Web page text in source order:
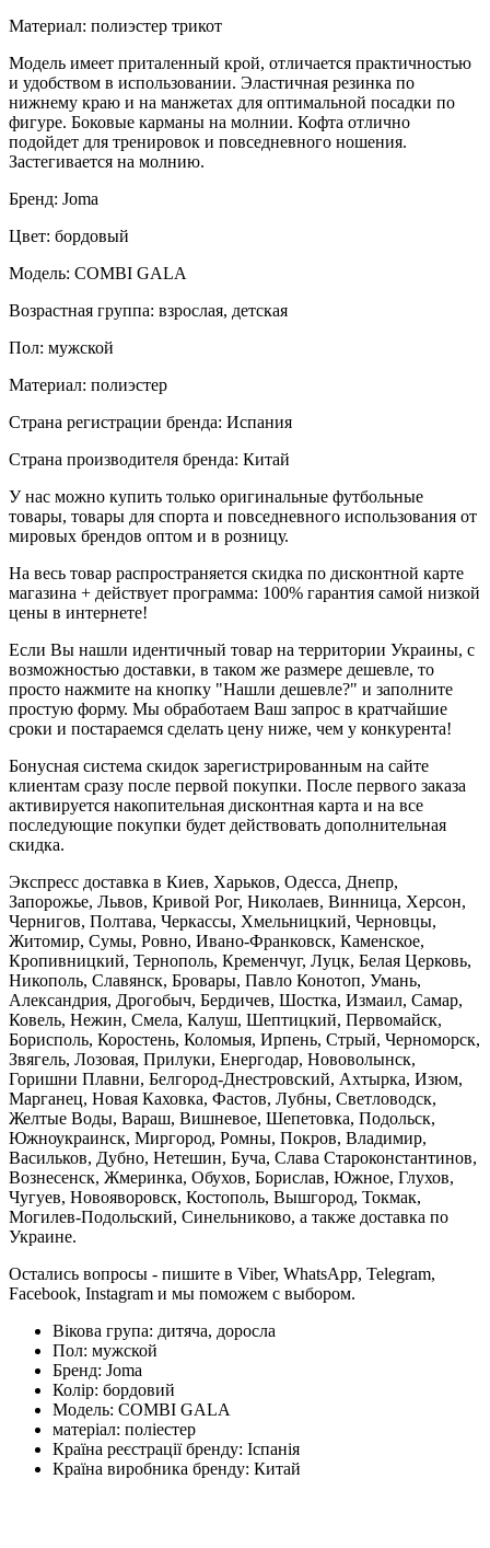
Материал: полиэстер трикот
Модель имеет приталенный крой, отличается практичностью
и удобством в использовании. Эластичная резинка по
нижнему краю и на манжетах для оптимальной посадки по
фигуре. Боковые карманы на молнии. Кофта отлично
подойдет для тренировок и повседневного ношения.
Застегивается на молнию.
Бренд: Joma
Цвет: бордовый
Модель: COMBI GALA
Возрастная группа: взрослая, детская
Пол: мужской
Материал: полиэстер
Страна регистрации бренда: Испания
Страна производителя бренда: Китай
У нас можно купить только оригинальные футбольные
товары, товары для спорта и повседневного использования от
мировых брендов оптом и в розницу.
На весь товар распространяется скидка по дисконтной карте
магазина + действует программа: 100% гарантия самой низкой
цены в интернете!
Если Вы нашли идентичный товар на территории Украины, с
возможностью доставки, в таком же размере дешевле, то
просто нажмите на кнопку "Нашли дешевле?" и заполните
простую форму. Мы обработаем Ваш запрос в кратчайшие
сроки и постараемся сделать цену ниже, чем у конкурента!
Бонусная система скидок зарегистрированным на сайте
клиентам сразу после первой покупки. После первого заказа
активируется накопительная дисконтная карта и на все
последующие покупки будет действовать дополнительная
скидка.
Экспресс доставка в Киев, Харьков, Одесса, Днепр,
Запорожье, Львов, Кривой Рог, Николаев, Винница, Херсон,
Чернигов, Полтава, Черкассы, Хмельницкий, Черновцы,
Житомир, Сумы, Ровно, Ивано-Франковск, Каменское,
Кропивницкий, Тернополь, Кременчуг, Луцк, Белая Церковь,
Никополь, Славянск, Бровары, Павло Конотоп, Умань,
Александрия, Дрогобыч, Бердичев, Шостка, Измаил, Самар,
Ковель, Нежин, Смела, Калуш, Шептицкий, Первомайск,
Борисполь, Коростень, Коломыя, Ирпень, Стрый, Черноморск,
Звягель, Лозовая, Прилуки, Енергодар, Нововолынск,
Горишни Плавни, Белгород-Днестровский, Ахтырка, Изюм,
Марганец, Новая Каховка, Фастов, Лубны, Светловодск,
Желтые Воды, Вараш, Вишневое, Шепетовка, Подольск,
Южноукраинск, Миргород, Ромны, Покров, Владимир,
Васильков, Дубно, Нетешин, Буча, Слава Староконстантинов,
Вознесенск, Жмеринка, Обухов, Борислав, Южное, Глухов,
Чугуев, Новояворовск, Костополь, Вышгород, Токмак,
Могилев-Подольский, Синельниково, а также доставка по
Украине.
Остались вопросы - пишите в Viber, WhatsApp, Telegram,
Facebook, Instagram и мы поможем с выбором.
Вікова група: дитяча, доросла
Пол: мужской
Бренд: Joma
Колір: бордовий
Модель: COMBI GALA
матеріал: поліестер
Країна реєстрації бренду: Іспанія
Країна виробника бренду: Китай